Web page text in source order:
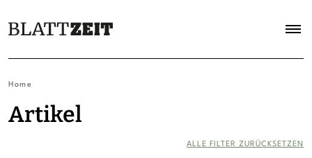
Home
Artikel
ALLE FILTER ZURÜCKSETZEN